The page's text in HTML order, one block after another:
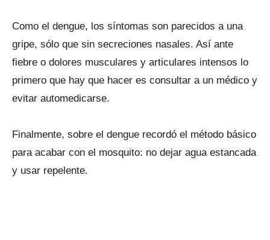
Como el dengue, los síntomas son parecidos a una
gripe, sólo que sin secreciones nasales. Así ante
fiebre o dolores musculares y articulares intensos lo
primero que hay que hacer es consultar a un médico y
evitar automedicarse.
Finalmente, sobre el dengue recordó el método básico
para acabar con el mosquito: no dejar agua estancada
y usar repelente.